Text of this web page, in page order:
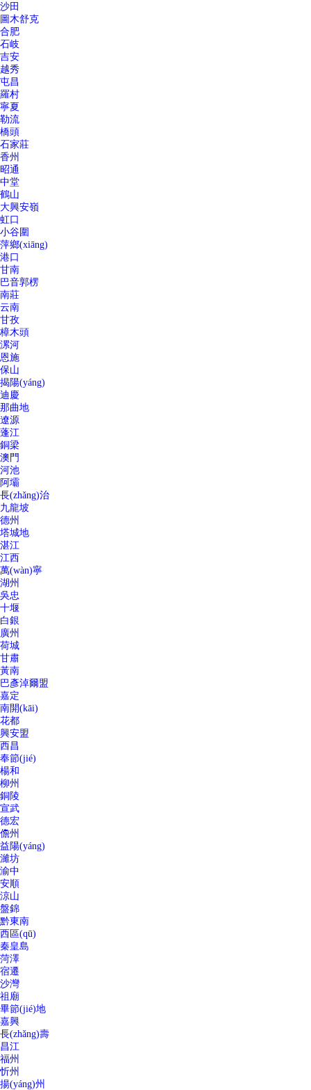
沙田
圖木舒克
合肥
石岐
吉安
越秀
屯昌
羅村
寧夏
勒流
橋頭
石家莊
香州
昭通
中堂
鶴山
大興安嶺
虹口
小谷圍
萍鄉(xiāng)
港口
甘南
巴音郭楞
南莊
云南
甘孜
樟木頭
漯河
恩施
保山
揭陽(yáng)
迪慶
那曲地
遼源
蓬江
銅梁
澳門
河池
阿壩
長(zhǎng)治
九龍坡
德州
塔城地
湛江
江西
萬(wàn)寧
湖州
吳忠
十堰
白銀
廣州
荷城
甘肅
黃南
巴彥淖爾盟
嘉定
南開(kāi)
花都
興安盟
西昌
奉節(jié)
楊和
柳州
銅陵
宣武
德宏
儋州
益陽(yáng)
濰坊
渝中
安順
涼山
盤錦
黔東南
西區(qū)
秦皇島
菏澤
宿遷
沙灣
祖廟
畢節(jié)地
嘉興
長(zhǎng)壽
昌江
福州
忻州
揚(yáng)州